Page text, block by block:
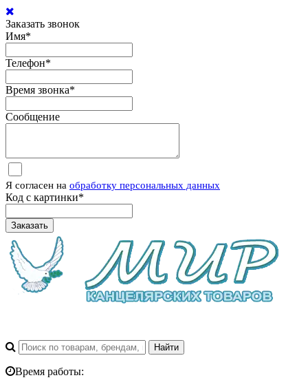
Заказать звонок
Имя*
Телефон*
Время звонка*
Сообщение
Я согласен на обработку персональных данных
Код с картинки*
Заказать
Время работы: